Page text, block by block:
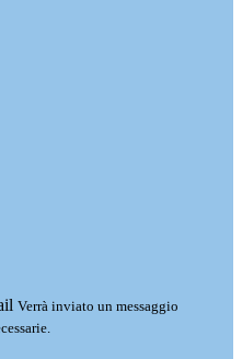
Verrà inviato un messaggio